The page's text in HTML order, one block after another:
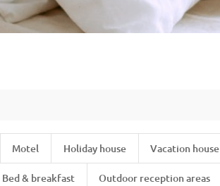
Motel Holiday house Vacation house
Bed & breakfast Outdoor reception areas